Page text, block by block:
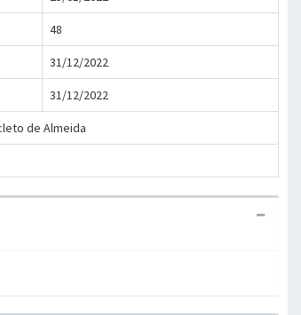
48
31/12/2022
31/12/2022
de Almeida